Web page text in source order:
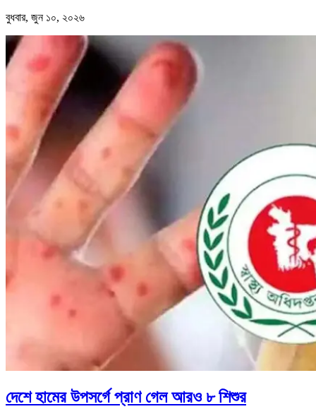
বুধবার, জুন ১০, ২০২৬
দেশে হামের উপসর্গে প্রাণ গেল আরও ৮ শিশুর